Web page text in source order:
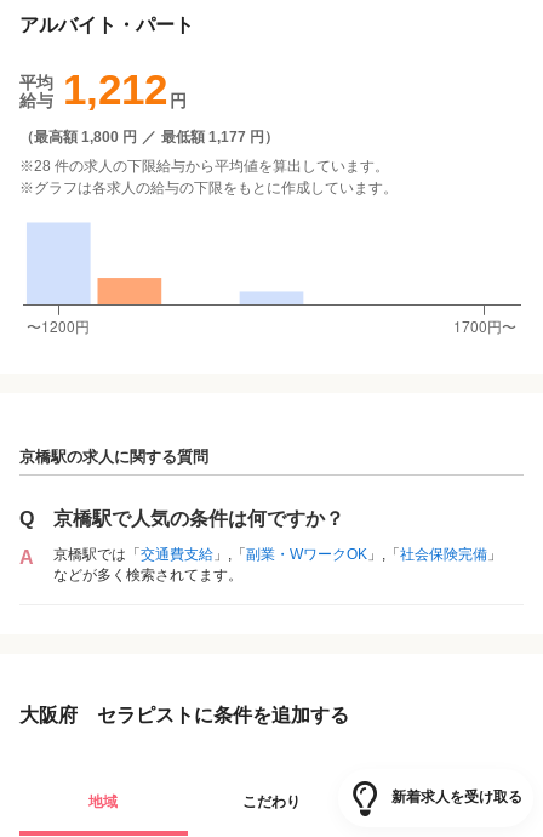
アルバイト・パート
平均
給与
1,212 円
（最高額 1,800 円 ／ 最低額 1,177 円 ）
※28 件の求人の下限給与から平均値を算出しています。
※グラフは各求人の給与の下限をもとに作成しています。
京橋駅の求人に関する質問
Q
京橋駅で人気の条件は何ですか？
A
京橋駅では「 交通費支給 」,「 副業・WワークOK 」,「 社会保険完備 」
などが多く検索されてます。
大阪府 セラピストに条件を追加する
地域 こだわり 路線・駅
新着求人を受け取る